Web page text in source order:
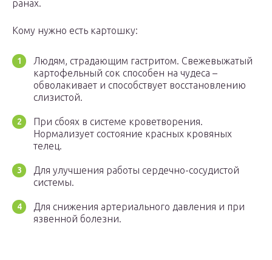
ранах.
Кому нужно есть картошку:
Людям, страдающим гастритом. Свежевыжатый
картофельный сок способен на чудеса –
обволакивает и способствует восстановлению
слизистой.
При сбоях в системе кроветворения.
Нормализует состояние красных кровяных
телец.
Для улучшения работы сердечно-сосудистой
системы.
Для снижения артериального давления и при
язвенной болезни.